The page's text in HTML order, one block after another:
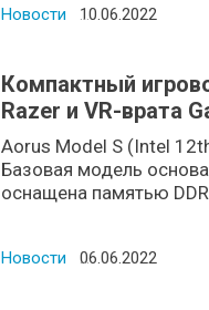
Новости Posted on
10.06.2022
Компактный
Razer и VR-врата
Aorus Model S (Intel
Базовая модель
оснащена памятью
Новости Posted on
06.06.2022